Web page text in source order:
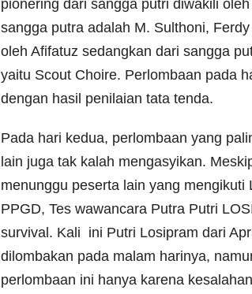
pionering dari sangga putri diwakili
sangga putra adalah M. Sulthoni,
oleh Afifatuz sedangkan dari sangga
yaitu Scout Choire. Perlombaan pada
dengan hasil penilaian tata tenda.
Pada hari kedua, perlombaan yang
lain juga tak kalah mengasyikan.
menunggu peserta lain yang
PPGD, Tes wawancara Putra Putri
survival. Kali ini Putri Losipram dari
dilombakan pada malam harinya,
perlombaan ini hanya karena